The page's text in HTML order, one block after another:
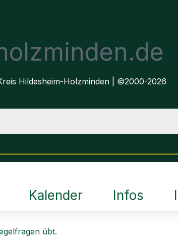
Hildesheim-Holzminden | ©2000-2026
Kalender Infos
übt.